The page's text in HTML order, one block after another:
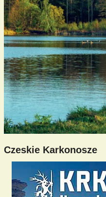
Czeskie Karkonosze